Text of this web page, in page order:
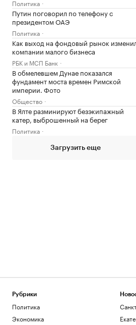
Политика
Путин поговорил по телефону с
президентом ОАЭ
Политика
Как выход на фондовый рынок
компании малого бизнеса
РБК и МСП Банк
В обмелевшем Дунае показался
фундамент моста времен Римской
империи. Фото
Общество
В Ялте разминируют безэкипажный
катер, выброшенный на берег
Политика
Загрузить еще
Рубрики
Политика
Экономика